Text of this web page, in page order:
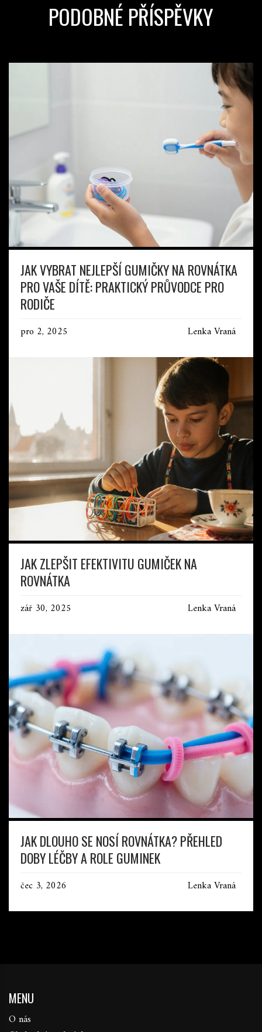
PODOBNÉ PŘÍSPĚVKY
JAK VYBRAT NEJLEPŠÍ GUMIČKY NA ROVNÁTKA
PRO VAŠE DÍTĚ: PRAKTICKÝ PRŮVODCE PRO
RODIČE
pro 2, 2025 Lenka Vraná
JAK ZLEPŠIT EFEKTIVITU GUMIČEK NA
ROVNÁTKA
zář 30, 2025 Lenka Vraná
JAK DLOUHO SE NOSÍ ROVNÁTKA? PŘEHLED
DOBY LÉČBY A ROLE GUMINEK
čec 3, 2026 Lenka Vraná
MENU
O nás